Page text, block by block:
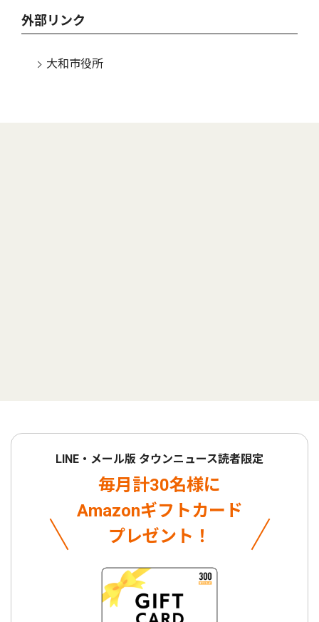
外部リンク
大和市役所
LINE・メール版 タウンニュース読者限定
毎月計30名様に
Amazonギフトカード
プレゼント！